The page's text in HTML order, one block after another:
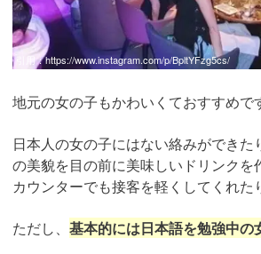
引用：https://www.instagram.com/p/BpltYFzg5cs/
地元の女の子もかわいくておすすめで
日本人の女の子にはない絡みができた
の美貌を目の前に美味しいドリンクを
カウンターでも接客を軽くしてくれた
ただし、 基本的には日本語を勉強中の